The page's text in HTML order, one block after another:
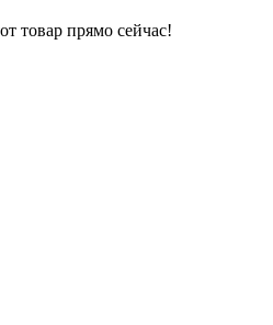
товар прямо сейчас!